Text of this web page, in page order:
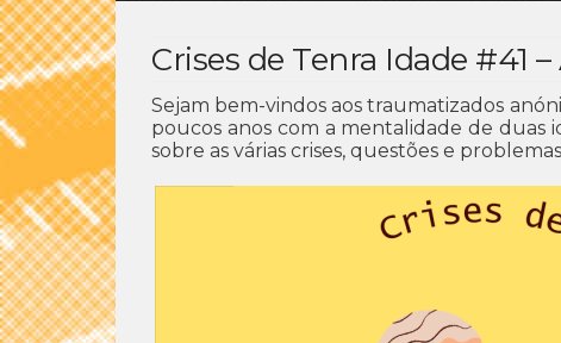
Crises de Tenra Idade #41
Sejam bem-vindos aos traumatizados
poucos anos com a mentalidade de duas
sobre as várias crises, questões e